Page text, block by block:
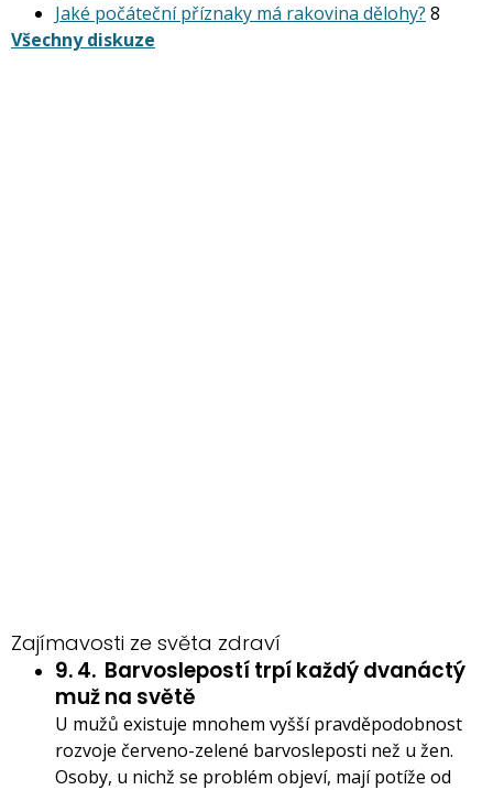
Jaké počáteční příznaky má rakovina dělohy? 8
Všechny diskuze
Zajímavosti ze světa zdraví
9. 4. Barvoslepostí trpí každý dvanáctý
muž na světě
U mužů existuje mnohem vyšší pravděpodobnost
rozvoje červeno-zelené barvosleposti než u žen.
Osoby, u nichž se problém objeví, mají potíže od